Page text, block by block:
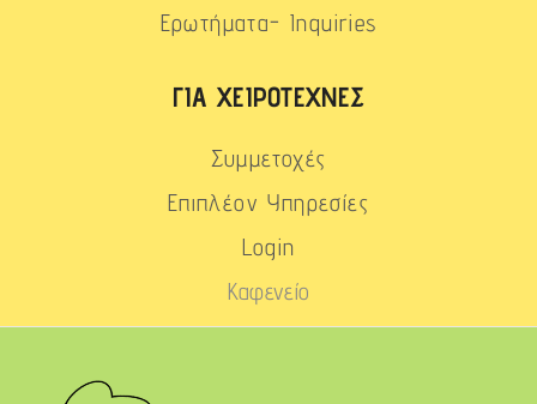
Ερωτήματα- Inquiries
ΓΙΑ ΧΕΙΡΟΤΈΧΝΕΣ
Συμμετοχές
Επιπλέον Υπηρεσίες
Login
Καφενείο